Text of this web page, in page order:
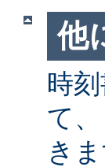
他
時
て
きま